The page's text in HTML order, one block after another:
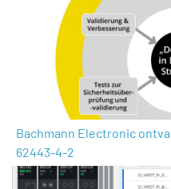
Bachmann Electronic
62443-4-2